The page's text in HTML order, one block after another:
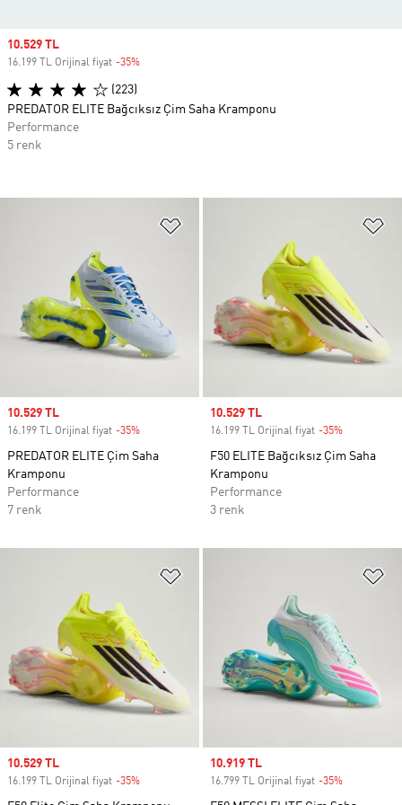
Sale price
10.529 TL
16.199 TL Orijinal fiyat -35%
PREDATOR ELITE Çim Saha
Kramponu
Performance
7 renk
Sale price
10.529 TL
16.199 TL Orijinal fiyat -35%
F50 ELITE Bağcıksız Çim Saha
Kramponu
Performance
3 renk
Sale price
10.529 TL
16.199 TL Orijinal fiyat -35%
Sale price
10.919 TL
16.799 TL Orijinal fiyat -35%
Sale price
10.529 TL
16.199 TL Orijinal fiyat -35%
(223)
PREDATOR ELITE Bağcıksız Çim Saha Kramponu
Performance
5 renk